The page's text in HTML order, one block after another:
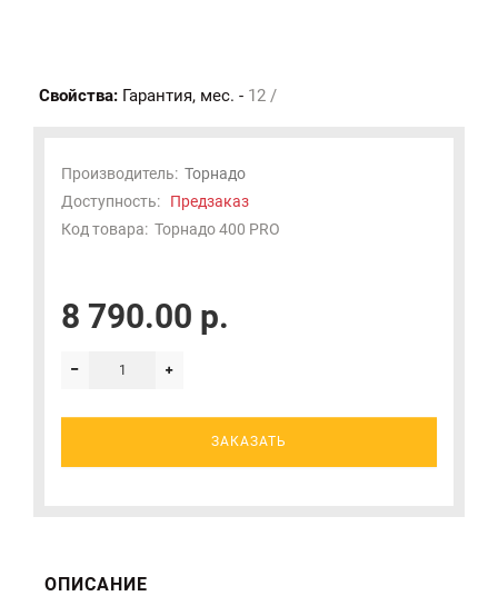
Свойства: Гарантия, мес. - 12 /
Производитель: Торнадо
Доступность: Предзаказ
Код товара: Торнадо 400 PRO
8 790.00 р.
ЗАКАЗАТЬ
ОПИСАНИЕ